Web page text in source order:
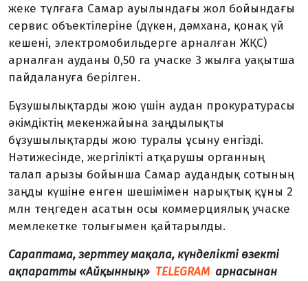
жеке тұлғаға Самар ауылындағы жол бойындағы
сервис объектілеріне (дүкен, дәмхана, қонақ үй
кешені, электромобильдерге арналған ЖҚС)
арналған ауданы 0,50 га учаске 3 жылға уақытша
пайдалануға берілген.
Бұзушылықтарды жою үшін аудан прокуратурасы
әкімдіктің мекенжайына заңдылықты
бұзушылықтарды жою туралы ұсыну енгізді.
Нәтижесінде, жергілікті атқарушы органның
талап арызы бойынша Самар аудандық сотының
заңды күшіне енген шешімімен нарықтық құны 2
млн теңгеден асатын осы коммерциялық учаске
мемлекетке толығымен қайтарылды.
Сараптама, зерттеу мақала, күнделікті өзекті
ақпаратты «Айқынның» TELEGRAM арнасынан